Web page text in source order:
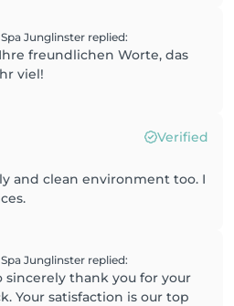
Junglinster replied:
freundlichen Worte, das
viel!
Verified
and clean environment too. I
Junglinster replied:
sincerely thank you for your
Your satisfaction is our top